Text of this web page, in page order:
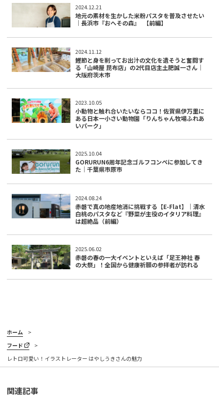
2024.12.21
地元の素材を生かした米粉パスタを普及させたい
｜長浜市『おへその森』 【前編】
2024.11.12
鰹節と身を削ってお出汁の文化を遺そうと奮闘す
る「山崎屋 昆布店」の2代目店主土肥誠一さん｜
大阪府茨木市
2023.10.05
小動物と触れ合いたいならココ！佐賀県伊万里に
ある日本一小さい動物園「りんちゃん牧場ふれあ
いパーク」
2025.10.04
GORURUN6周年記念ゴルフコンペに参加してき
た｜千葉県市原市
2024.08.24
赤磐で真の地産地消に挑戦する【E-Flat】｜清水
白桃のパスタなど『野菜が主役のイタリア料理』
は超絶品（前編）
2025.06.02
赤磐の春の一大イベントといえば「足王神社 春
の大祭」！全国から健康祈願の参拝者が訪れる
ホーム
フード
レトロ可愛い！イラストレーター はやしうきさんの魅力
関連記事